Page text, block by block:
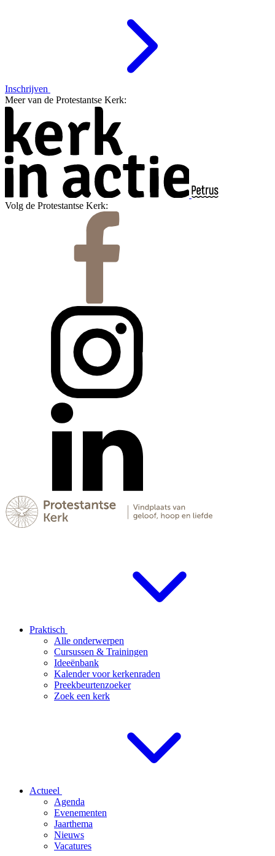
Inschrijven
Meer van de Protestantse Kerk:
Volg de Protestantse Kerk:
Praktisch
Alle onderwerpen
Cursussen & Trainingen
Ideeënbank
Kalender voor kerkenraden
Preekbeurtenzoeker
Zoek een kerk
Actueel
Agenda
Evenementen
Jaarthema
Nieuws
Vacatures